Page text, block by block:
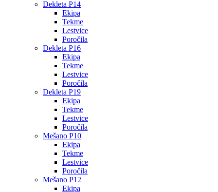
Dekleta P14
Ekipa
Tekme
Lestvice
Poročila
Dekleta P16
Ekipa
Tekme
Lestvice
Poročila
Dekleta P19
Ekipa
Tekme
Lestvice
Poročila
Mešano P10
Ekipa
Tekme
Lestvice
Poročila
Mešano P12
Ekipa